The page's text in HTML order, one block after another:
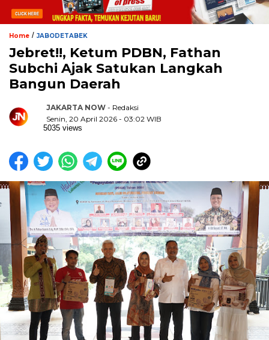
Home / JABODETABEK
Jebret!!, Ketum PDBN, Fathan
Subchi Ajak Satukan Langkah
Bangun Daerah
JAKARTA NOW - Redaksi
Senin, 20 April 2026 - 03:02 WIB
5035 views